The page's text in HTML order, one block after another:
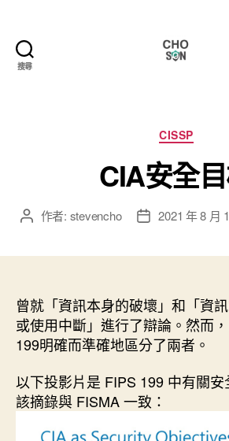
搜尋
大
小
事
分
類
CISSP
CIA安全
文 作者: stevencho
文
期
2021 年 8 月
曾就「資訊本身的破壞」和「資
或使用中斷」進行了辯論。然而
199明確而準確地區分了兩者。
以下投影片是 FIPS 199 中有關安
該摘錄與 FISMA 一致：